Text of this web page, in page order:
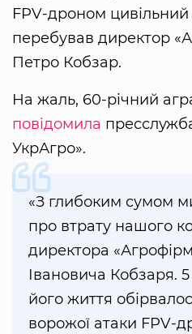
FPV-дроном
перебував директор
Петро Кобзар.
На жаль, 60-річний
повідомила
УкрАгро».
«З глибоким сумом
про втрату нашого
директора
Івановича Кобзаря.
його життя
ворожої атаки FPV-